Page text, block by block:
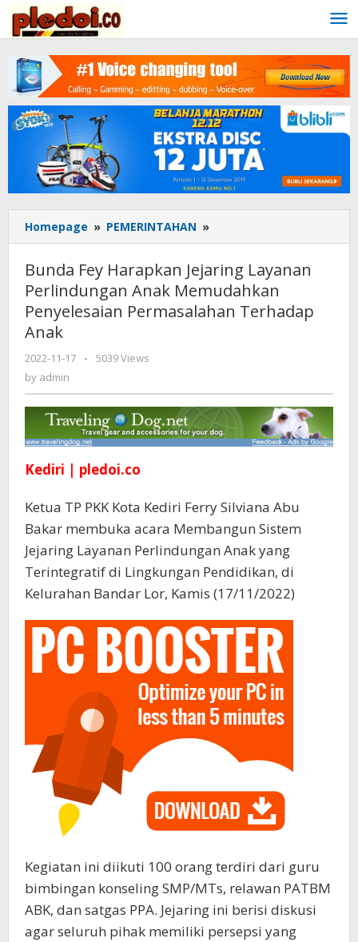
content
Homepage » PEMERINTAHAN »
Fey
Jejaring
Layanan
Perlindungan
Terhadap
Anak
Bunda Fey Harapkan Jejaring Layanan
Perlindungan Anak Memudahkan
Penyelesaian Permasalahan Terhadap
Anak
2022-11-17
by
-
5039 Views
by admin
Kediri | pledoi.co
Ketua TP PKK Kota Kediri Ferry Silviana Abu
Bakar membuka acara Membangun Sistem
Jejaring Layanan Perlindungan Anak yang
Terintegratif di Lingkungan Pendidikan, di
Kelurahan Bandar Lor, Kamis (17/11/2022)
Kegiatan ini diikuti 100 orang terdiri dari guru
bimbingan konseling SMP/MTs, relawan PATBM
ABK, dan satgas PPA. Jejaring ini berisi diskusi
agar seluruh pihak memiliki persepsi yang